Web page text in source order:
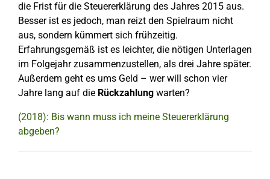
die Frist für die Steuererklärung des Jahres 2015 aus.
Besser ist es jedoch, man reizt den Spielraum nicht
aus, sondern kümmert sich frühzeitig.
Erfahrungsgemäß ist es leichter, die nötigen Unterlagen
im Folgejahr zusammenzustellen, als drei Jahre später.
Außerdem geht es ums Geld – wer will schon vier
Jahre lang auf die Rückzahlung warten?
(2018): Bis wann muss ich meine Steuererklärung
abgeben?